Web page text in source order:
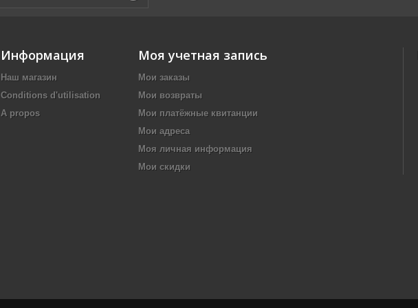
Информация
Наш магазин
Conditions d'utilisation
A propos
Моя учетная запись
Мои заказы
Мои возвраты
Мои платёжные квитанции
Мои адреса
Моя личная информация
Мои скидки